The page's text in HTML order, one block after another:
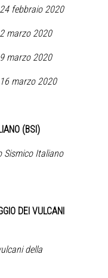
febbraio 2020
marzo 2020
marzo 2020
marzo 2020
(BSI)
Sismico Italiano
DEI VULCANI
della